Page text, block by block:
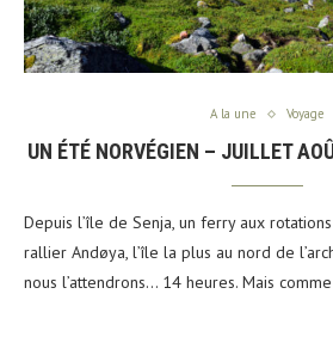
A la une Voyage
UN ÉTÉ NORVÉGIEN – JUILLET
Depuis l’île de Senja, un ferry aux
rallier Andøya, l’île la plus au nord de
nous l’attendrons… 14 heures. Mais